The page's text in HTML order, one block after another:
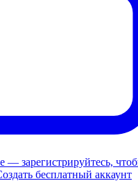
— зарегистрируйтесь,
бесплатный аккаунт